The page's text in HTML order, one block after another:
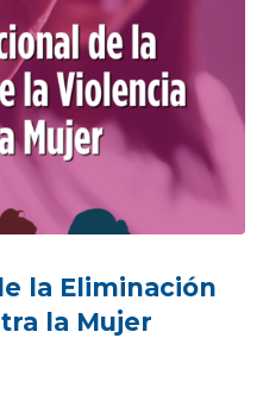
la Eliminación
la Mujer